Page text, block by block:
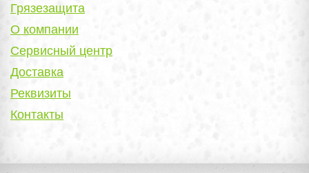
Грязезащита
О компании
Сервисный центр
Доставка
Реквизиты
Контакты